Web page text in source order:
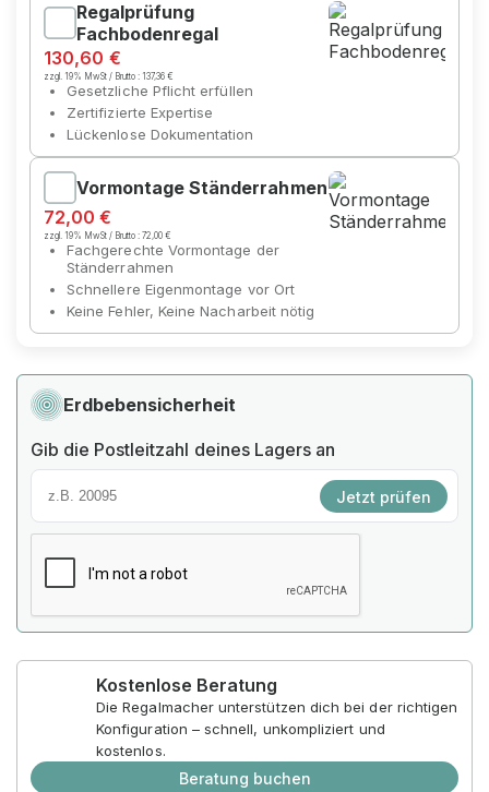
Regalprüfung
Fachbodenregal
130,60 €
zzgl. 19% MwSt / Brutto :137,36 €
Gesetzliche Pflicht erfüllen
Zertifizierte Expertise
Lückenlose Dokumentation
Vormontage Ständerrahmen
72,00 €
zzgl. 19% MwSt / Brutto :72,00 €
Fachgerechte Vormontage der
Ständerrahmen
Schnellere Eigenmontage vor Ort
Keine Fehler, Keine Nacharbeit nötig
Erdbebensicherheit
Gib die Postleitzahl deines Lagers an
Jetzt prüfen
Kostenlose Beratung
Die Regalmacher unterstützen dich bei der richtigen
Konfiguration – schnell, unkompliziert und
kostenlos.
Beratung buchen